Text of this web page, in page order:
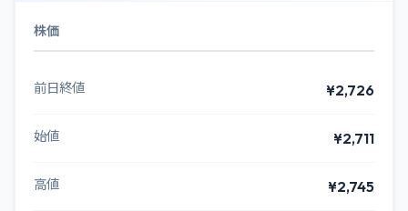
株価
前日終値 ¥2,726
始値 ¥2,711
高値 ¥2,745